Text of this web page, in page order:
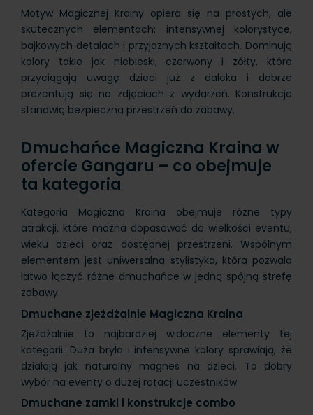
Motyw Magicznej Krainy opiera się na prostych, ale
skutecznych elementach: intensywnej kolorystyce,
bajkowych detalach i przyjaznych kształtach. Dominują
kolory takie jak niebieski, czerwony i żółty, które
przyciągają uwagę dzieci już z daleka i dobrze
prezentują się na zdjęciach z wydarzeń. Konstrukcje
stanowią bezpieczną przestrzeń do zabawy.
Dmuchańce Magiczna Kraina w
ofercie Gangaru – co obejmuje
ta kategoria
Kategoria Magiczna Kraina obejmuje różne typy
atrakcji, które można dopasować do wielkości eventu,
wieku dzieci oraz dostępnej przestrzeni. Wspólnym
elementem jest uniwersalna stylistyka, która pozwala
łatwo łączyć różne dmuchańce w jedną spójną strefę
zabawy.
Dmuchane zjeżdżalnie Magiczna Kraina
Zjeżdżalnie to najbardziej widoczne elementy tej
kategorii. Duża bryła i intensywne kolory sprawiają, że
działają jak naturalny magnes na dzieci. To dobry
wybór na eventy o dużej rotacji uczestników.
Dmuchane zamki i konstrukcje combo